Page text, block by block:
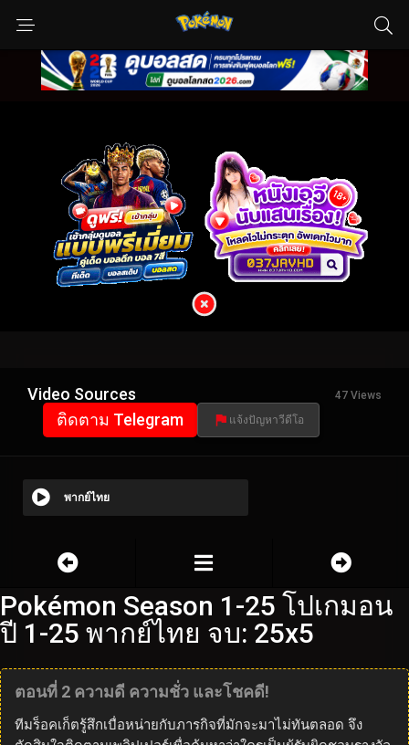
Video Sources 47 Views
ติดตาม Telegram แจ้งปัญหาวีดีโอ
พากย์ไทย
Pokémon Season 1-25 โปเกมอน
ปี 1-25 พากย์ไทย จบ: 25x5
ตอนที่ 2 ความดี ความชั่ว และโชคดี!
ทีมร็อคเก็ตรู้สึกเบื่อหน่ายกับภารกิจที่มักจะมาไม่ทันตลอด จึง